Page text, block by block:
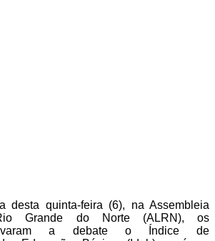
desta quinta-feira (6), na Assembleia
Grande do Norte (ALRN), os
levaram a debate o Índice de